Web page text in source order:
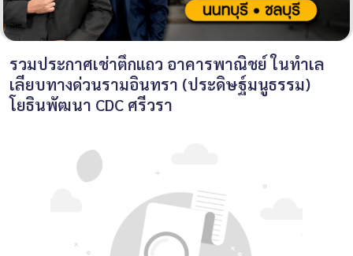
รวมประกาศเช่าตึกแถว อาคารพาณิชย์ ในทำเล
เลียบทางด่วนรามอินทรา (ประดิษฐ์มนูธรรม)
โยธินพัฒนา CDC ศรีวรา